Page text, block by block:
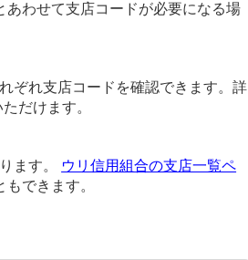
わせて支店コードが必要になる場
ぞれ支店コードを確認できます。詳
だけます。
ます。
ウリ信用組合の支店一覧ペ
できます。